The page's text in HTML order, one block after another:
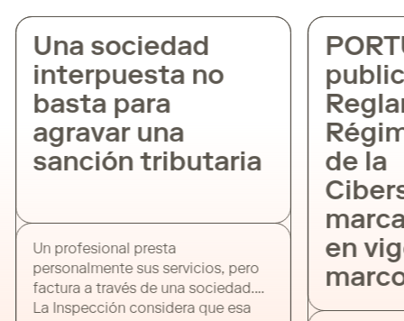
Una sociedad
interpuesta no
basta para
agravar una
sanción tributaria
Un profesional presta
personalmente sus servicios, pero
factura a través de una sociedad.
La Inspección considera que esa
de la
en